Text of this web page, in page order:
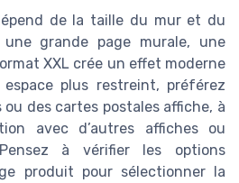
de la taille du mur et du
grande page murale, une
XXL crée un effet moderne
plus restreint, préférez
des cartes postales affiche, à
avec d’autres affiches ou
à vérifier les options
produit pour sélectionner la